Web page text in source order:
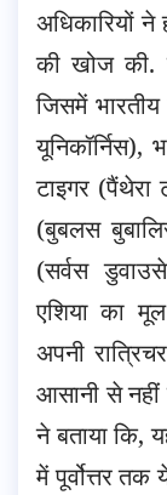
अधिकारियों ने
की खोज की.
जिसमें
यूनिकॉर्निस),
टाइगर (पैंथेरा
(बुबलस
(सर्वस
एशिया का मूल
अपनी
आसानी से
ने बताया कि,
में पूर्वोत्तर तक